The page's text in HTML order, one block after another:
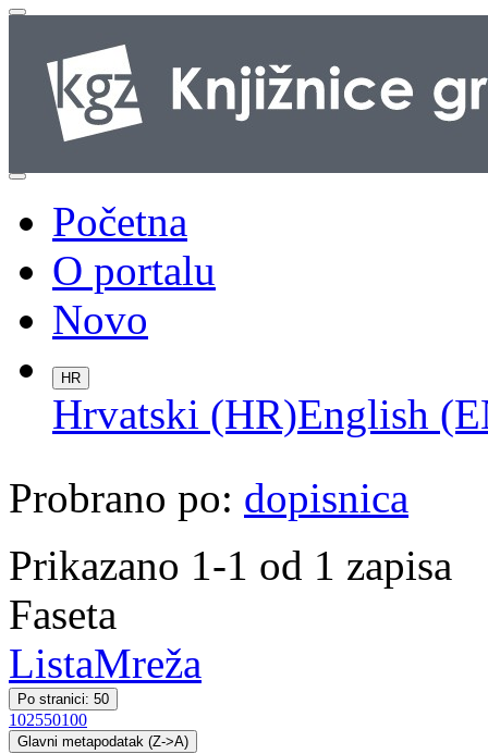
Početna
O portalu
Novo
HR
Hrvatski (HR)English
Probrano po: dopisnica
Prikazano 1-1 od 1 zapisa
Faseta
ListaMreža
Po stranici: 50
102550100
Glavni metapodatak (Z->A)